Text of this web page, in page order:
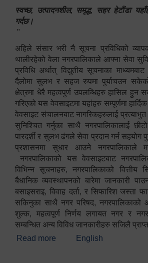
स्वच्छ, उत्पादनशील, समृद्ध, सहर हेटौंडा
गर्दछ।
"
अहिले संसार भरी नै सूचना प्रविधिको
थालीरहेको वेला नगरपालिकाले आफ्ना सेवा
प्रविधि अर्थात् विद्युतीय सूचनाका
दैलोमा सुलभ र सहज रुपमा पुर्याचउन
क्षेत्रमा धेरै महत्वपुर्ण उपलब्धिहरु हासिल हुन
गरिएको यस वेवसाइटमा यहांहरु सम्पूर्णमा
वेवसाइट संचालनबाट नागरिकहरुलाई
सुनिश्चित गर्नुका साथै नगरपालिकालाई
पारदर्शी र सुलभ ढंगले सेवा प्रदान गर्न सहयोग
प्रशासनमा सुधार आउने
नगरपालिकाको यस वेवसाइटबाट
विभिन्न सूचनाहरु, नगरपालिकाको वित्तीय
बैधानिक व्यवस्थापनको बारेमा जानकारी
बसाइसराइ, विवाह दर्ता, र सिफारिश जस्ता
सकिनुका साथै नगर परिषद, नगरपालिकाको
शुल्क, महत्वपूर्ण निर्णय लगायत नगर र
सम्बन्धित अन्य विविध जानकारीहरु सजिलै
Read more about स्वागतम!!!
English